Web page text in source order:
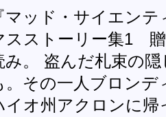
マッド・サイエン
スストーリー集1
み。 盗んだ札束の
。その一人ブロン
イオ州アクロンに